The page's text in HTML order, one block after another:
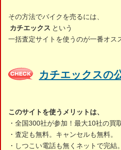
その方法でバイクを売るには、
カチエックス という
一括査定サイトを使うのが一番オス
カチエックスの
このサイトを使うメリットは、
・全国300社が参加！最大10社の買
・査定も無料。キャンセルも無料。
・しつこい電話も無くネットで完結。